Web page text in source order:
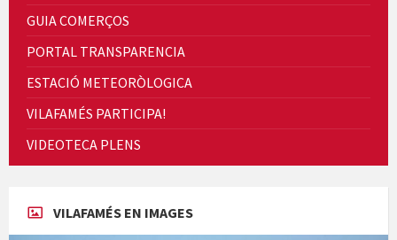
Presentació del llibre &quot;La mare&quot;, d'Emma Zafon
GUIA COMERÇOS
PORTAL TRANSPARENCIA
ESTACIÓ METEORÒLOGICA
VILAFAMÉS PARTICIPA!
VIDEOTECA PLENS
VILAFAMÉS EN IMAGES